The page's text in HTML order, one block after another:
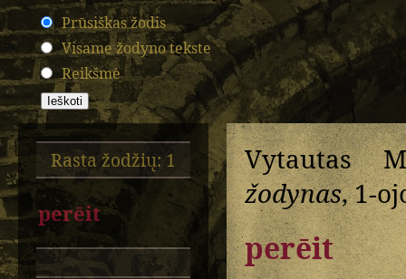
Prūsiškas žodis
Visame žodyno tekste
Reikšmė
Rasta žodžių: 1
perēit
Vytautas
žodynas, 1-
perēit